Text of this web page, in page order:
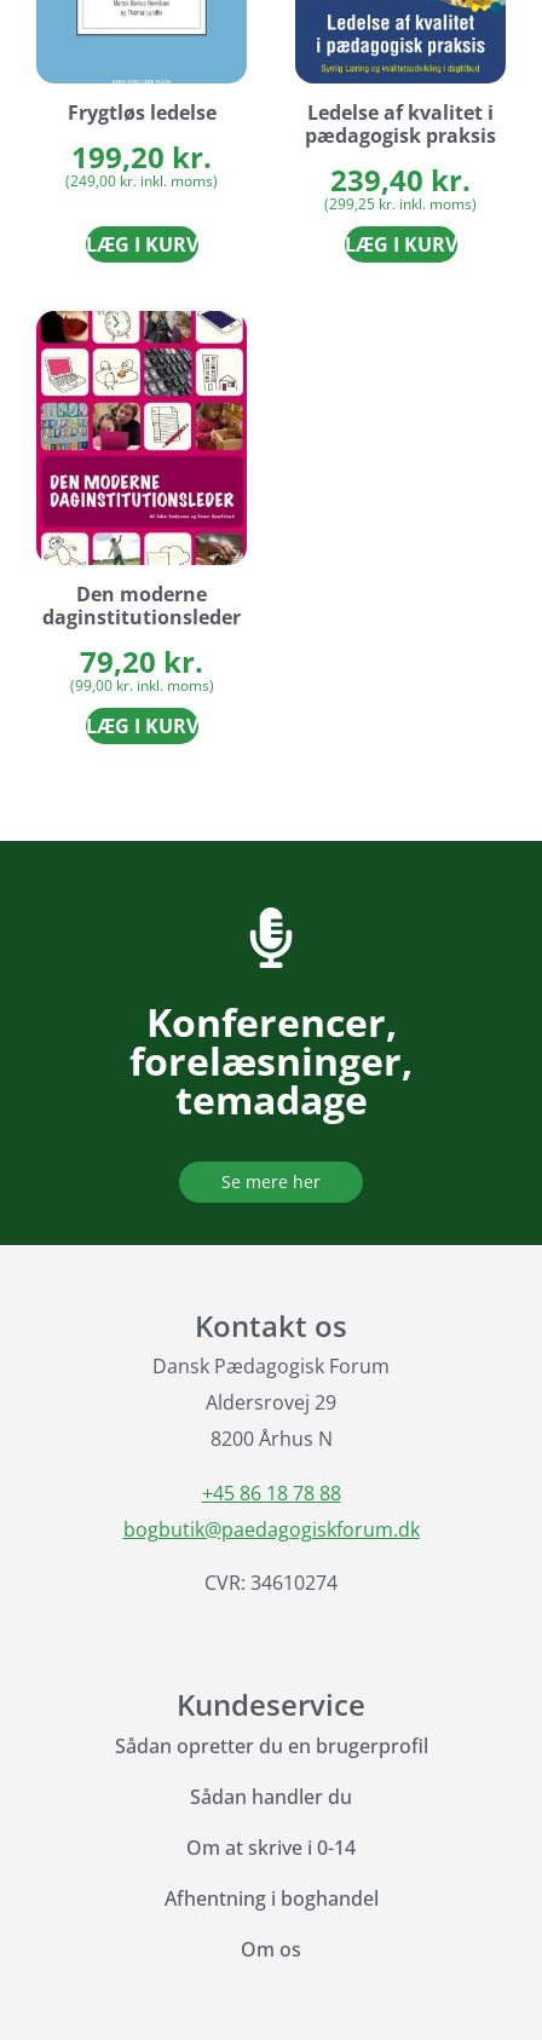
Frygtløs ledelse
199,20 kr.
(249,00 kr. inkl. moms)
LÆG I KURV
Ledelse af kvalitet i
pædagogisk praksis
239,40 kr.
(299,25 kr. inkl. moms)
LÆG I KURV
Den moderne
daginstitutionsleder
79,20 kr.
(99,00 kr.inkl. moms)
LÆG I KURV
Konferencer,
forelæsninger,
temadage
Se mere her
Kontakt os
Dansk Pædagogisk Forum
Aldersrovej 29
8200 Århus N
+45 86 18 78 88
bogbutik@paedagogiskforum.dk
CVR: 34610274
Kundeservice
Sådan opretter du en brugerprofil
Sådan handler du
Om at skrive i 0-14
Afhentning i boghandel
Om os